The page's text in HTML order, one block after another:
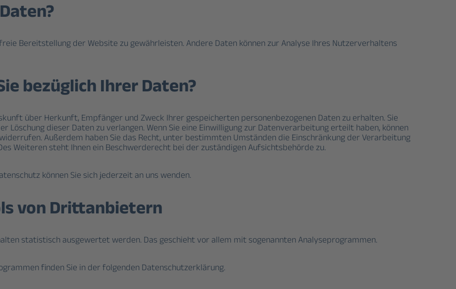
Bereitstellung der Website zu gewährleisten. Andere Daten können zur Analyse Ihres Nutzerverhaltens
bezüglich Ihrer Daten?
über Herkunft, Empfänger und Zweck Ihrer gespeicherten personenbezogenen Daten zu erhalten. Sie
Löschung dieser Daten zu verlangen. Wenn Sie eine Einwilligung zur Datenverarbeitung erteilt haben, können
Außerdem haben Sie das Recht, unter bestimmten Umständen die Einschränkung der Verarbeitung
Weiteren steht Ihnen ein Beschwerderecht bei der zuständigen Aufsichtsbehörde zu.
können Sie sich jederzeit an uns wenden.
von Drittanbietern
statistisch ausgewertet werden. Das geschieht vor allem mit sogenannten Analyseprogrammen.
finden Sie in der folgenden Datenschutzerklärung.